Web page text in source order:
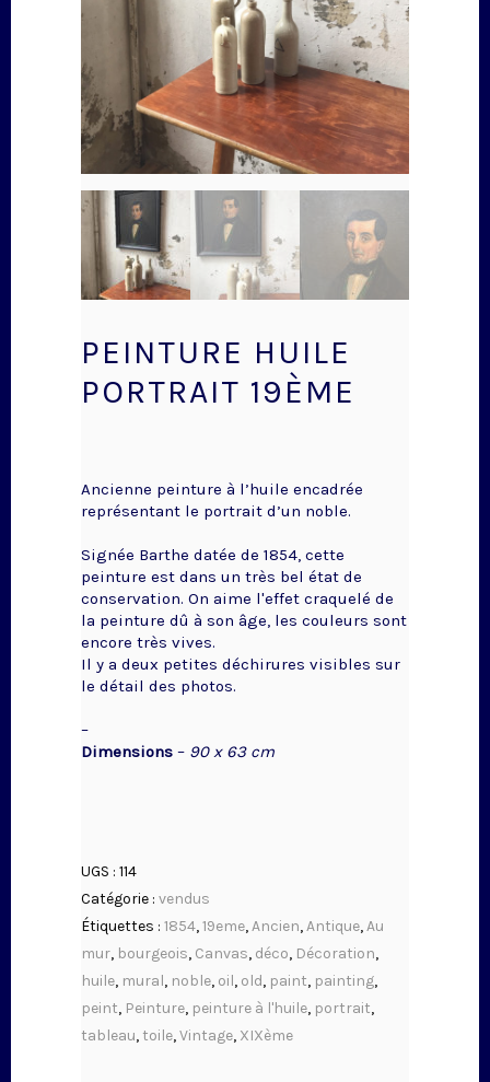
PEINTURE HUILE
PORTRAIT 19ÈME
Ancienne peinture à l’huile encadrée
représentant le portrait d’un noble.
Signée Barthe datée de 1854, cette
peinture est dans un très bel état de
conservation. On aime l'effet craquelé de
la peinture dû à son âge, les couleurs sont
encore très vives.
Il y a deux petites déchirures visibles sur
le détail des photos.
–
Dimensions – 90 x 63 cm
UGS : 114
Catégorie : vendus
Étiquettes : 1854,19eme,Ancien,Antique,Au
mur, bourgeois, Canvas, déco, Décoration,
huile, mural, noble, oil, old, paint, painting,
peint, Peinture, peinture à l'huile, portrait,
tableau, toile,Vintage, XIXème